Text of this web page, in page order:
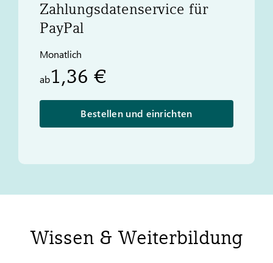
Zahlungsdatenservice für
PayPal
Monatlich
ab1,36 €
Bestellen und einrichten
Wissen & Weiterbildung